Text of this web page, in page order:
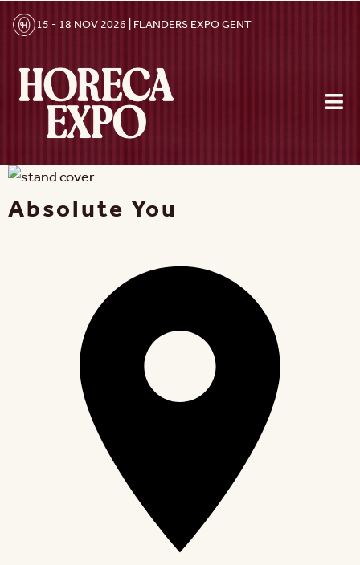
15 - 18 NOV 2026 | FLANDERS EXPO GENT
Absolute You